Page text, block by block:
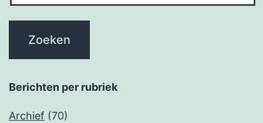
Berichten per rubriek
Archief (70)